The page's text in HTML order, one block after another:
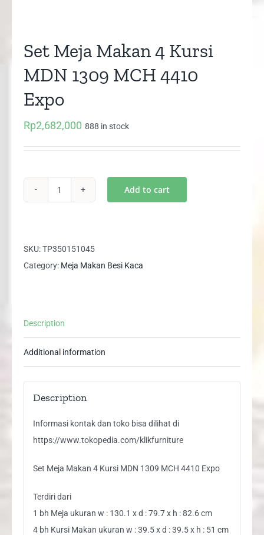
Set Meja Makan 4 Kursi
MDN 1309 MCH 4410
Expo
Rp2,682,000 888 in stock
4
Kursi
4410
Add to cart
SKU:TP350151045
Category: Meja Makan Besi Kaca
Description
Additional information
Description
Informasi kontak dan toko bisa dilihat di
https://www.tokopedia.com/klikfurniture
Set Meja Makan 4 Kursi MDN 1309 MCH 4410 Expo
Terdiri dari
1 bh Meja ukuran w : 130.1 x d : 79.7 x h : 82.6 cm
4 bh Kursi Makan ukuran w : 39.5 x d : 39.5 x h : 51 cm